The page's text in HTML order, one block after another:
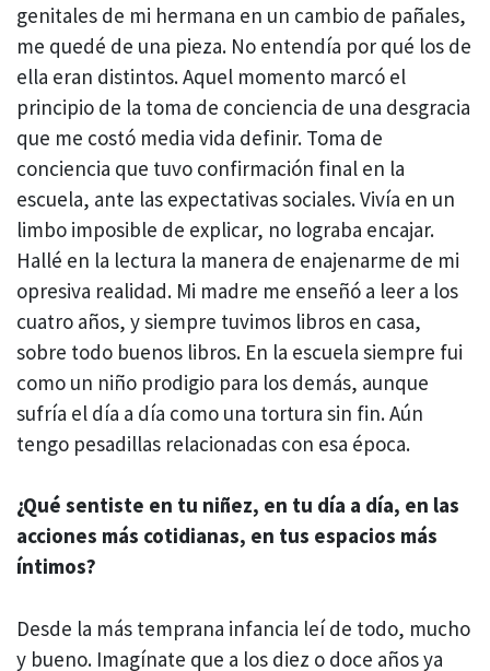
genitales de mi hermana en un cambio de pañales,
me quedé de una pieza. No entendía por qué los de
ella eran distintos. Aquel momento marcó el
principio de la toma de conciencia de una desgracia
que me costó media vida definir. Toma de
conciencia que tuvo confirmación final en la
escuela, ante las expectativas sociales. Vivía en un
limbo imposible de explicar, no lograba encajar.
Hallé en la lectura la manera de enajenarme de mi
opresiva realidad. Mi madre me enseñó a leer a los
cuatro años, y siempre tuvimos libros en casa,
sobre todo buenos libros. En la escuela siempre fui
como un niño prodigio para los demás, aunque
sufría el día a día como una tortura sin fin. Aún
tengo pesadillas relacionadas con esa época.
¿Qué sentiste en tu niñez, en tu día a día, en las
acciones más cotidianas, en tus espacios más
íntimos?
Desde la más temprana infancia leí de todo, mucho
y bueno. Imagínate que a los diez o doce años ya